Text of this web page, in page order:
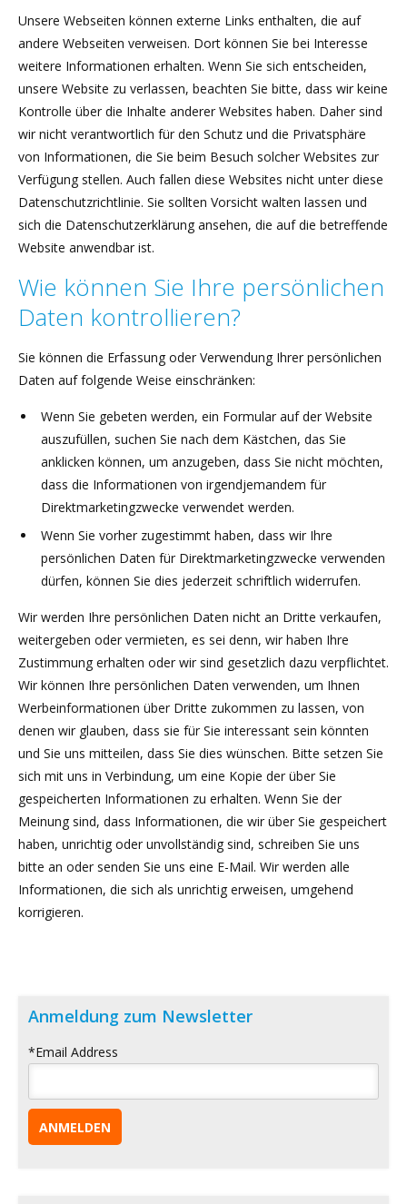
Unsere Webseiten können externe Links enthalten, die auf
andere Webseiten verweisen. Dort können Sie bei Interesse
weitere Informationen erhalten. Wenn Sie sich entscheiden,
unsere Website zu verlassen, beachten Sie bitte, dass wir keine
Kontrolle über die Inhalte anderer Websites haben. Daher sind
wir nicht verantwortlich für den Schutz und die Privatsphäre
von Informationen, die Sie beim Besuch solcher Websites zur
Verfügung stellen. Auch fallen diese Websites nicht unter diese
Datenschutzrichtlinie. Sie sollten Vorsicht walten lassen und
sich die Datenschutzerklärung ansehen, die auf die betreffende
Website anwendbar ist.
Wie können Sie Ihre persönlichen
Daten kontrollieren?
Sie können die Erfassung oder Verwendung Ihrer persönlichen
Daten auf folgende Weise einschränken:
Wenn Sie gebeten werden, ein Formular auf der Website
auszufüllen, suchen Sie nach dem Kästchen, das Sie
anklicken können, um anzugeben, dass Sie nicht möchten,
dass die Informationen von irgendjemandem für
Direktmarketingzwecke verwendet werden.
Wenn Sie vorher zugestimmt haben, dass wir Ihre
persönlichen Daten für Direktmarketingzwecke verwenden
dürfen, können Sie dies jederzeit schriftlich widerrufen.
Wir werden Ihre persönlichen Daten nicht an Dritte verkaufen,
weitergeben oder vermieten, es sei denn, wir haben Ihre
Zustimmung erhalten oder wir sind gesetzlich dazu verpflichtet.
Wir können Ihre persönlichen Daten verwenden, um Ihnen
Werbeinformationen über Dritte zukommen zu lassen, von
denen wir glauben, dass sie für Sie interessant sein könnten
und Sie uns mitteilen, dass Sie dies wünschen. Bitte setzen Sie
sich mit uns in Verbindung, um eine Kopie der über Sie
gespeicherten Informationen zu erhalten. Wenn Sie der
Meinung sind, dass Informationen, die wir über Sie gespeichert
haben, unrichtig oder unvollständig sind, schreiben Sie uns
bitte an oder senden Sie uns eine E-Mail. Wir werden alle
Informationen, die sich als unrichtig erweisen, umgehend
korrigieren.
Anmeldung zum Newsletter
*Email Address